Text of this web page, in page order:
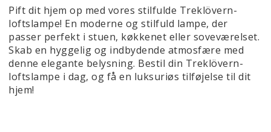
Pift dit hjem op med vores stilfulde Treklövern-
loftslampe! En moderne og stilfuld lampe, der
passer perfekt i stuen, køkkenet eller soveværelset.
Skab en hyggelig og indbydende atmosfære med
denne elegante belysning. Bestil din Treklövern-
loftslampe i dag, og få en luksuriøs tilføjelse til dit
hjem!